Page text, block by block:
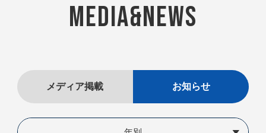
MEDIA&NEWS
メディア掲載 お知らせ